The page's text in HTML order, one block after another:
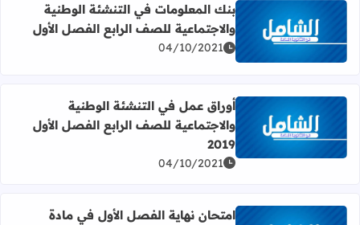
اقرأ المزيد عن بنك المعلومات في التنشئة الوطنية
بنك المعلومات في التنشئة الوطنية
والاجتماعية للصف الرابع الفصل الأول
04/10/2021
اقرأ المزيد عن أوراق عمل في التنشئة الوطنية والاجتماعية
أوراق عمل في التنشئة الوطنية
والاجتماعية للصف الرابع الفصل الأول
2019
04/10/2021
امتحان نهاية الفصل الأول في مادة